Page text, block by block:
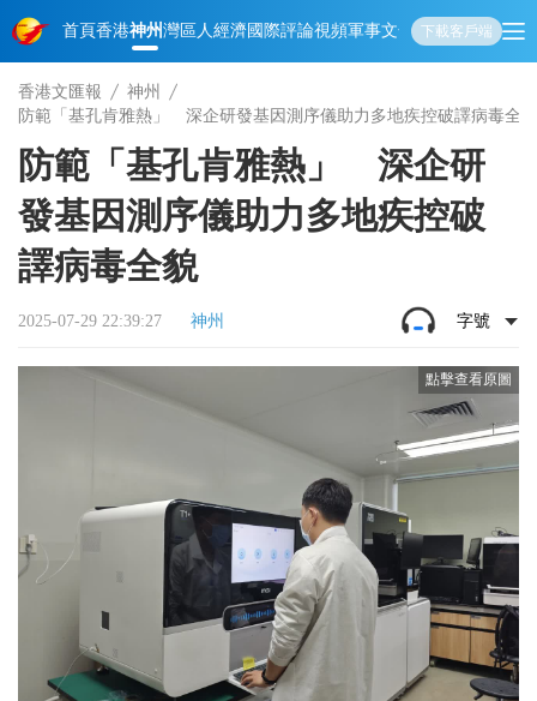
首頁香港神州灣區人經濟國際評論視頻軍事文化 娛樂生活教育體
下載客戶端
香港文匯報
神州
防範「基孔肯雅熱」 深企研發基因測序儀助力多地疾控破譯病毒全貌
防範「基孔肯雅熱」 深企研
發基因測序儀助力多地疾控破
譯病毒全貌
2025-07-29 22:39:27 神州 字號